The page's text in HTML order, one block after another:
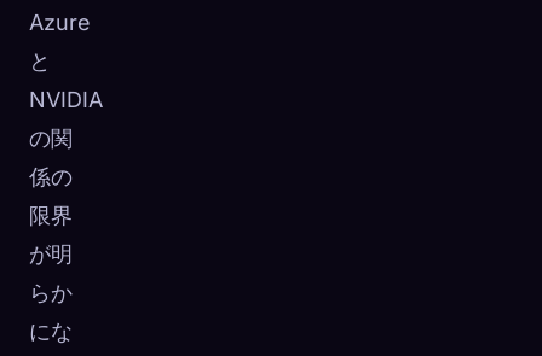
Azure
と
NVIDIA
の関
係の
限界
が明
らか
にな